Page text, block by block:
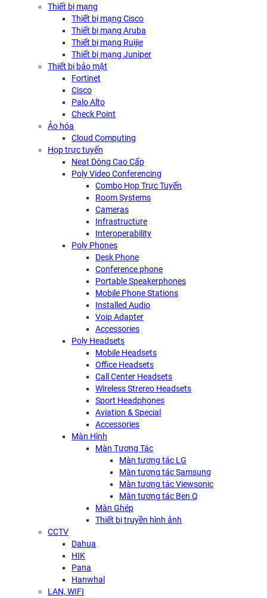
Thiết bị mạng
Thiết bị mạng Cisco
Thiết bị mạng Aruba
Thiết bị mạng Ruijie
Thiết bị mạng Juniper
Thiết bị bảo mật
Fortinet
Cisco
Palo Alto
Check Point
Ảo hóa
Cloud Computing
Họp trực tuyến
Neat Dòng Cao Cấp
Poly Video Conferencing
Combo Họp Trực Tuyến
Room Systems
Cameras
Infrastructure
Interoperability
Poly Phones
Desk Phone
Conference phone
Portable Speakerphones
Mobile Phone Stations
Installed Audio
Voip Adapter
Accessories
Poly Headsets
Mobile Headsets
Office Headsets
Call Center Headsets
Wireless Strereo Headsets
Sport Headphones
Aviation & Special
Accessories
Màn Hình
Màn Tương Tác
Màn tương tác LG
Màn tương tác Samsung
Màn tương tác Viewsonic
Màn tương tác Ben Q
Màn Ghép
Thiết bị truyền hình ảnh
CCTV
Dahua
HIK
Pana
Hanwhal
LAN, WIFI